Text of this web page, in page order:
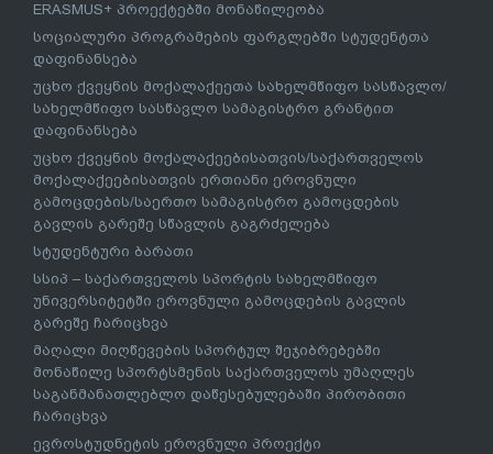
ERASMUS+ პროექტებში მონაწილეობა
სოციალური პროგრამების ფარგლებში სტუდენტთა
დაფინანსება
უცხო ქვეყნის მოქალაქეეთა სახელმწიფო სასწავლო/
სახელმწიფო სასწავლო სამაგისტრო გრანტით
დაფინანსება
უცხო ქვეყნის მოქალაქეებისათვის/საქართველოს
მოქალაქეებისათვის ერთიანი ეროვნული
გამოცდების/საერთო სამაგისტრო გამოცდების
გავლის გარეშე სწავლის გაგრძელება
სტუდენტური ბარათი
სსიპ – საქართველოს სპორტის სახელმწიფო
უნივერსიტეტში ეროვნული გამოცდების გავლის
გარეშე ჩარიცხვა
მაღალი მიღწევების სპორტულ შეჯიბრებებში
მონაწილე სპორტსმენის საქართველოს უმაღლეს
საგანმანათლებლო დაწესებულებაში პირობითი
ჩარიცხვა
ევროსტუდნეტის ეროვნული პროექტი